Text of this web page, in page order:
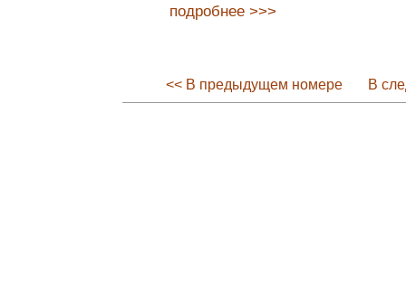
подробнее >>>
<< В предыдущем номере В